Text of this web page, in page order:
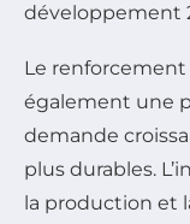
développement
Le renforcement
également une
demande
plus durables.
la production et